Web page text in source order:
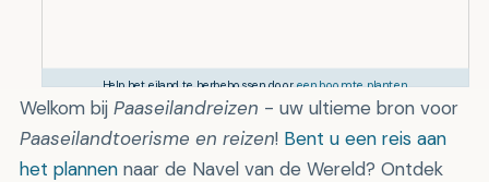
.
Help het eiland te herbebossen dooreen boom te planten.
Welkom bij Paaseilandreizen - uw ultieme bron voor
Paaseilandtoerisme en reizen! Bent u een reis aan
het plannennaar de Navel van de Wereld? Ontdek